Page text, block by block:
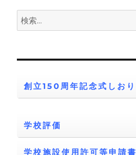
検
索:
創立150周年記念式しおり
学校評価
学校施設使用許可等申請書